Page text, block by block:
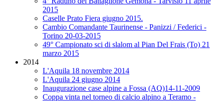
2015
Caselle Prato Fiera giugno 2015.
Cambio Comandante Taurinense - Panizzi / Federici -
Torino 20-03-2015
49° Campionato sci di slalom al Pian Del Frais (To) 21
marzo 2015
2014
L'Aquila 18 novembre 2014
L'Aquila 24 giugno 2014
Inaugurazione case alpine a Fossa (AQ)14-11-2009
Coppa vinta nel torneo di calcio alpino a Teramo -